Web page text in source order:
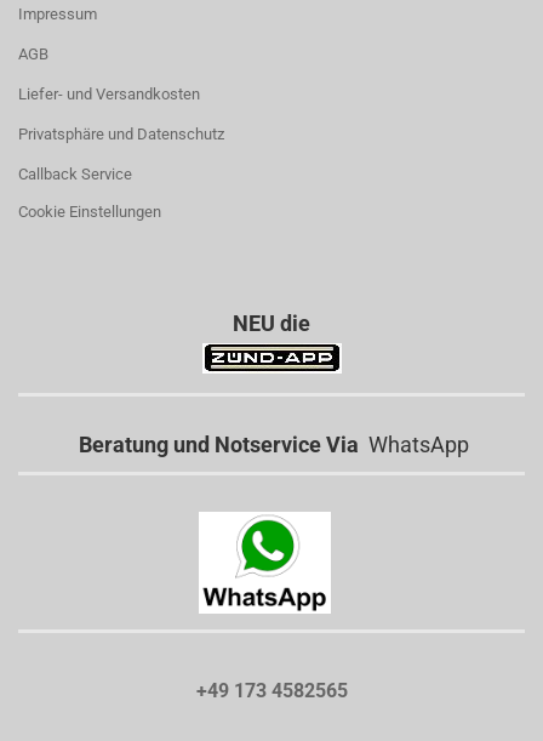
Impressum
AGB
Liefer- und Versandkosten
Privatsphäre und Datenschutz
Callback Service
Cookie Einstellungen
NEU die
Beratung und Notservice Via WhatsApp
+49 173 4582565